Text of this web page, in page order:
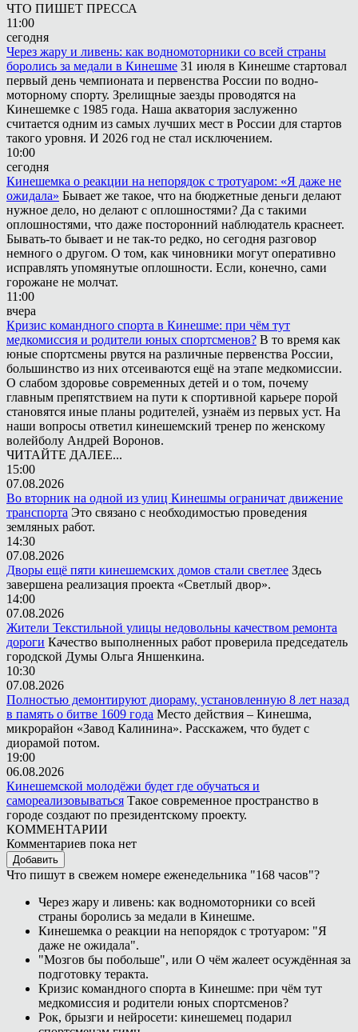
ЧТО ПИШЕТ ПРЕССА
11:00
сегодня
Через жару и ливень: как водномоторники со всей страны
боролись за медали в Кинешме 31 июля в Кинешме стартовал
первый день чемпионата и первенства России по водно-
моторному спорту. Зрелищные заезды проводятся на
Кинешемке с 1985 года. Наша акватория заслуженно
считается одним из самых лучших мест в России для стартов
такого уровня. И 2026 год не стал исключением.
10:00
сегодня
Кинешемка о реакции на непорядок с тротуаром: «Я даже не
ожидала» Бывает же такое, что на бюджетные деньги делают
нужное дело, но делают с оплошностями? Да с такими
оплошностями, что даже посторонний наблюдатель краснеет.
Бывать-то бывает и не так-то редко, но сегодня разговор
немного о другом. О том, как чиновники могут оперативно
исправлять упомянутые оплошности. Если, конечно, сами
горожане не молчат.
11:00
вчера
Кризис командного спорта в Кинешме: при чём тут
медкомиссия и родители юных спортсменов? В то время как
юные спортсмены рвутся на различные первенства России,
большинство из них отсеиваются ещё на этапе медкомиссии.
О слабом здоровье современных детей и о том, почему
главным препятствием на пути к спортивной карьере порой
становятся иные планы родителей, узнаём из первых уст. На
наши вопросы ответил кинешемский тренер по женскому
волейболу Андрей Воронов.
ЧИТАЙТЕ ДАЛЕЕ...
15:00
07.08.2026
Во вторник на одной из улиц Кинешмы ограничат движение
транспорта Это связано с необходимостью проведения
земляных работ.
14:30
07.08.2026
Дворы ещё пяти кинешемских домов стали светлее Здесь
завершена реализация проекта «Светлый двор».
14:00
07.08.2026
Жители Текстильной улицы недовольны качеством ремонта
дороги Качество выполненных работ проверила председатель
городской Думы Ольга Яншенкина.
10:30
07.08.2026
Полностью демонтируют диораму, установленную 8 лет назад
в память о битве 1609 года Место действия – Кинешма,
микрорайон «Завод Калинина». Расскажем, что будет с
диорамой потом.
19:00
06.08.2026
Кинешемской молодёжи будет где обучаться и
самореализовываться Такое современное пространство в
городе создают по президентскому проекту.
КОММЕНТАРИИ
Комментариев пока нет
Добавить
Что пишут в свежем номере еженедельника "168 часов"?
Через жару и ливень: как водномоторники со всей
страны боролись за медали в Кинешме.
Кинешемка о реакции на непорядок с тротуаром: "Я
даже не ожидала".
"Мозгов бы побольше", или О чём жалеет осуждённая за
подготовку теракта.
Кризис командного спорта в Кинешме: при чём тут
медкомиссия и родители юных спортсменов?
Рок, брызги и нейросети: кинешемец подарил